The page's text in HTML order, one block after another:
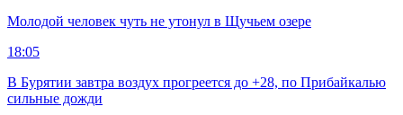
Молодой человек чуть не утонул в Щучьем озере
18:05
В Бурятии завтра воздух прогреется до +28, по Прибайкалью
сильные дожди